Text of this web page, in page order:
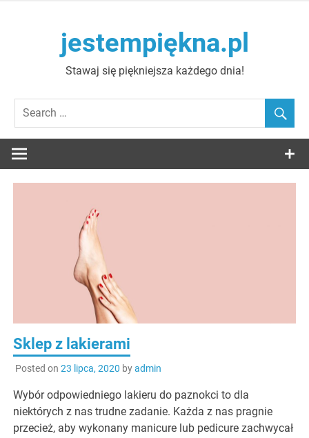
jestempiękna.pl
Stawaj się piękniejsza każdego dnia!
Sklep z lakierami
Posted on 23 lipca, 2020 byadmin
Wybór odpowiedniego lakieru do paznokci to dla
niektórych z nas trudne zadanie. Każda z nas pragnie
przecież, aby wykonany manicure lub pedicure zachwycał